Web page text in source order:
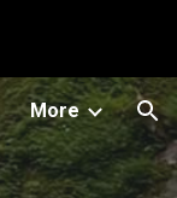
More